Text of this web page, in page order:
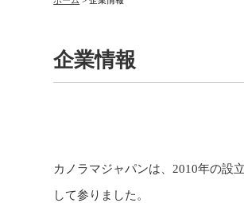
企業情報
カノラマジャパンは、2010年の設
して参りました。